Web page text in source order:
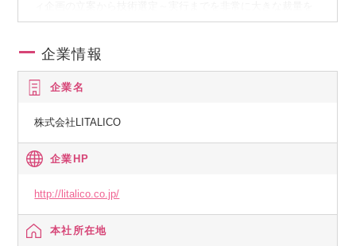
会社の増加など、事業の多角化がかつてないスピードで進ん
安定した収益基盤となる事業から、立ち上げたばかりの新規
事業までフェーズは様々であり、直面するセキュリティリス
そのため、一律に厳しい制限をかけて業務を阻害するのでは
なく、事業のスピードを維持しながら「全社最適のルールと
企業情報
企業名
株式会社LITALICO
企業HP
http://litalico.co.jp/
本社所在地